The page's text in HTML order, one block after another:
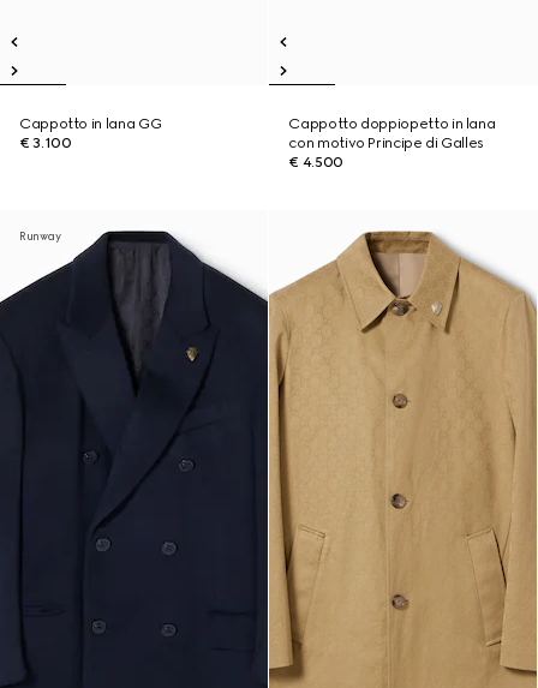
Cappotto in lana GG
€ 3.100
Cappotto doppiopetto in lana
con motivo Principe di Galles
€ 4.500
Runway